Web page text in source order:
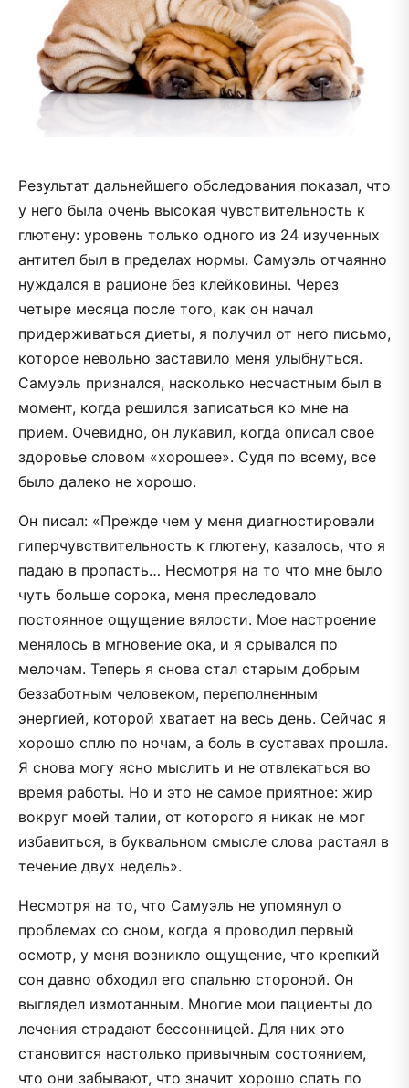
Результат дальнейшего обследования показал, что
у него была очень высокая чувствительность к
глютену: уровень только одного из 24 изученных
антител был в пределах нормы. Самуэль отчаянно
нуждался в рационе без клейковины. Через
четыре месяца после того, как он начал
придерживаться диеты, я получил от него письмо,
которое невольно заставило меня улыбнуться.
Самуэль признался, насколько несчастным был в
момент, когда решился записаться ко мне на
прием. Очевидно, он лукавил, когда описал свое
здоровье словом «хорошее». Судя по всему, все
было далеко не хорошо.
Он писал: «Прежде чем у меня диагностировали
гиперчувствительность к глютену, казалось, что я
падаю в пропасть… Несмотря на то что мне было
чуть больше сорока, меня преследовало
постоянное ощущение вялости. Мое настроение
менялось в мгновение ока, и я срывался по
мелочам. Теперь я снова стал старым добрым
беззаботным человеком, переполненным
энергией, которой хватает на весь день. Сейчас я
хорошо сплю по ночам, а боль в суставах прошла.
Я снова могу ясно мыслить и не отвлекаться во
время работы. Но и это не самое приятное: жир
вокруг моей талии, от которого я никак не мог
избавиться, в буквальном смысле слова растаял в
течение двух недель».
Несмотря на то, что Самуэль не упомянул о
проблемах со сном, когда я проводил первый
осмотр, у меня возникло ощущение, что крепкий
сон давно обходил его спальню стороной. Он
выглядел измотанным. Многие мои пациенты до
лечения страдают бессонницей. Для них это
становится настолько привычным состоянием,
что они забывают, что значит хорошо спать по